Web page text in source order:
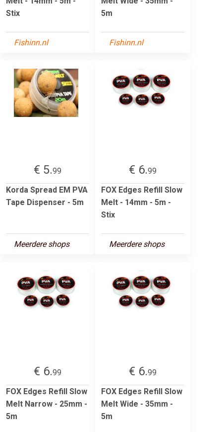
Stix
Fishinn.nl
5m
Fishinn.nl
€ 5.99
Korda Spread EM PVA
Tape Dispenser - 5m
Meerdere shops
€ 6.99
FOX Edges Refill Slow
Melt - 14mm - 5m -
Stix
Meerdere shops
€ 6.99
FOX Edges Refill Slow
Melt Narrow - 25mm -
5m
€ 6.99
FOX Edges Refill Slow
Melt Wide - 35mm -
5m